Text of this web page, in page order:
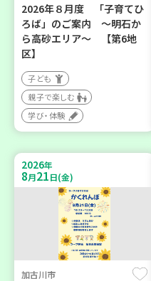
2026年８月度 「子育てひ
ろば」のご案内 ～明石か
ら高砂エリア～ 【第6地
区】
子ども
親子で楽しむ
学び・体験
2026年
8月21日(金)
加古川市